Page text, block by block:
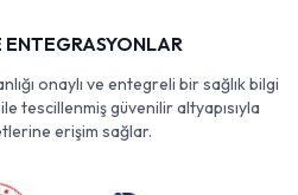
ENTEGRASYONLAR
onaylı ve entegreli bir sağlık bilgi
tescillenmiş güvenilir altyapısıyla
erişim sağlar.